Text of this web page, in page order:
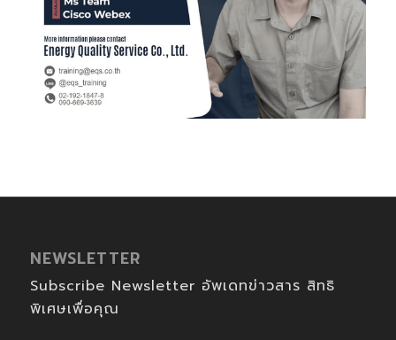
NEWSLETTER
Subscribe Newsletter อัพเดทข่าวสาร สิทธิ
พิเศษเพื่อคุณ